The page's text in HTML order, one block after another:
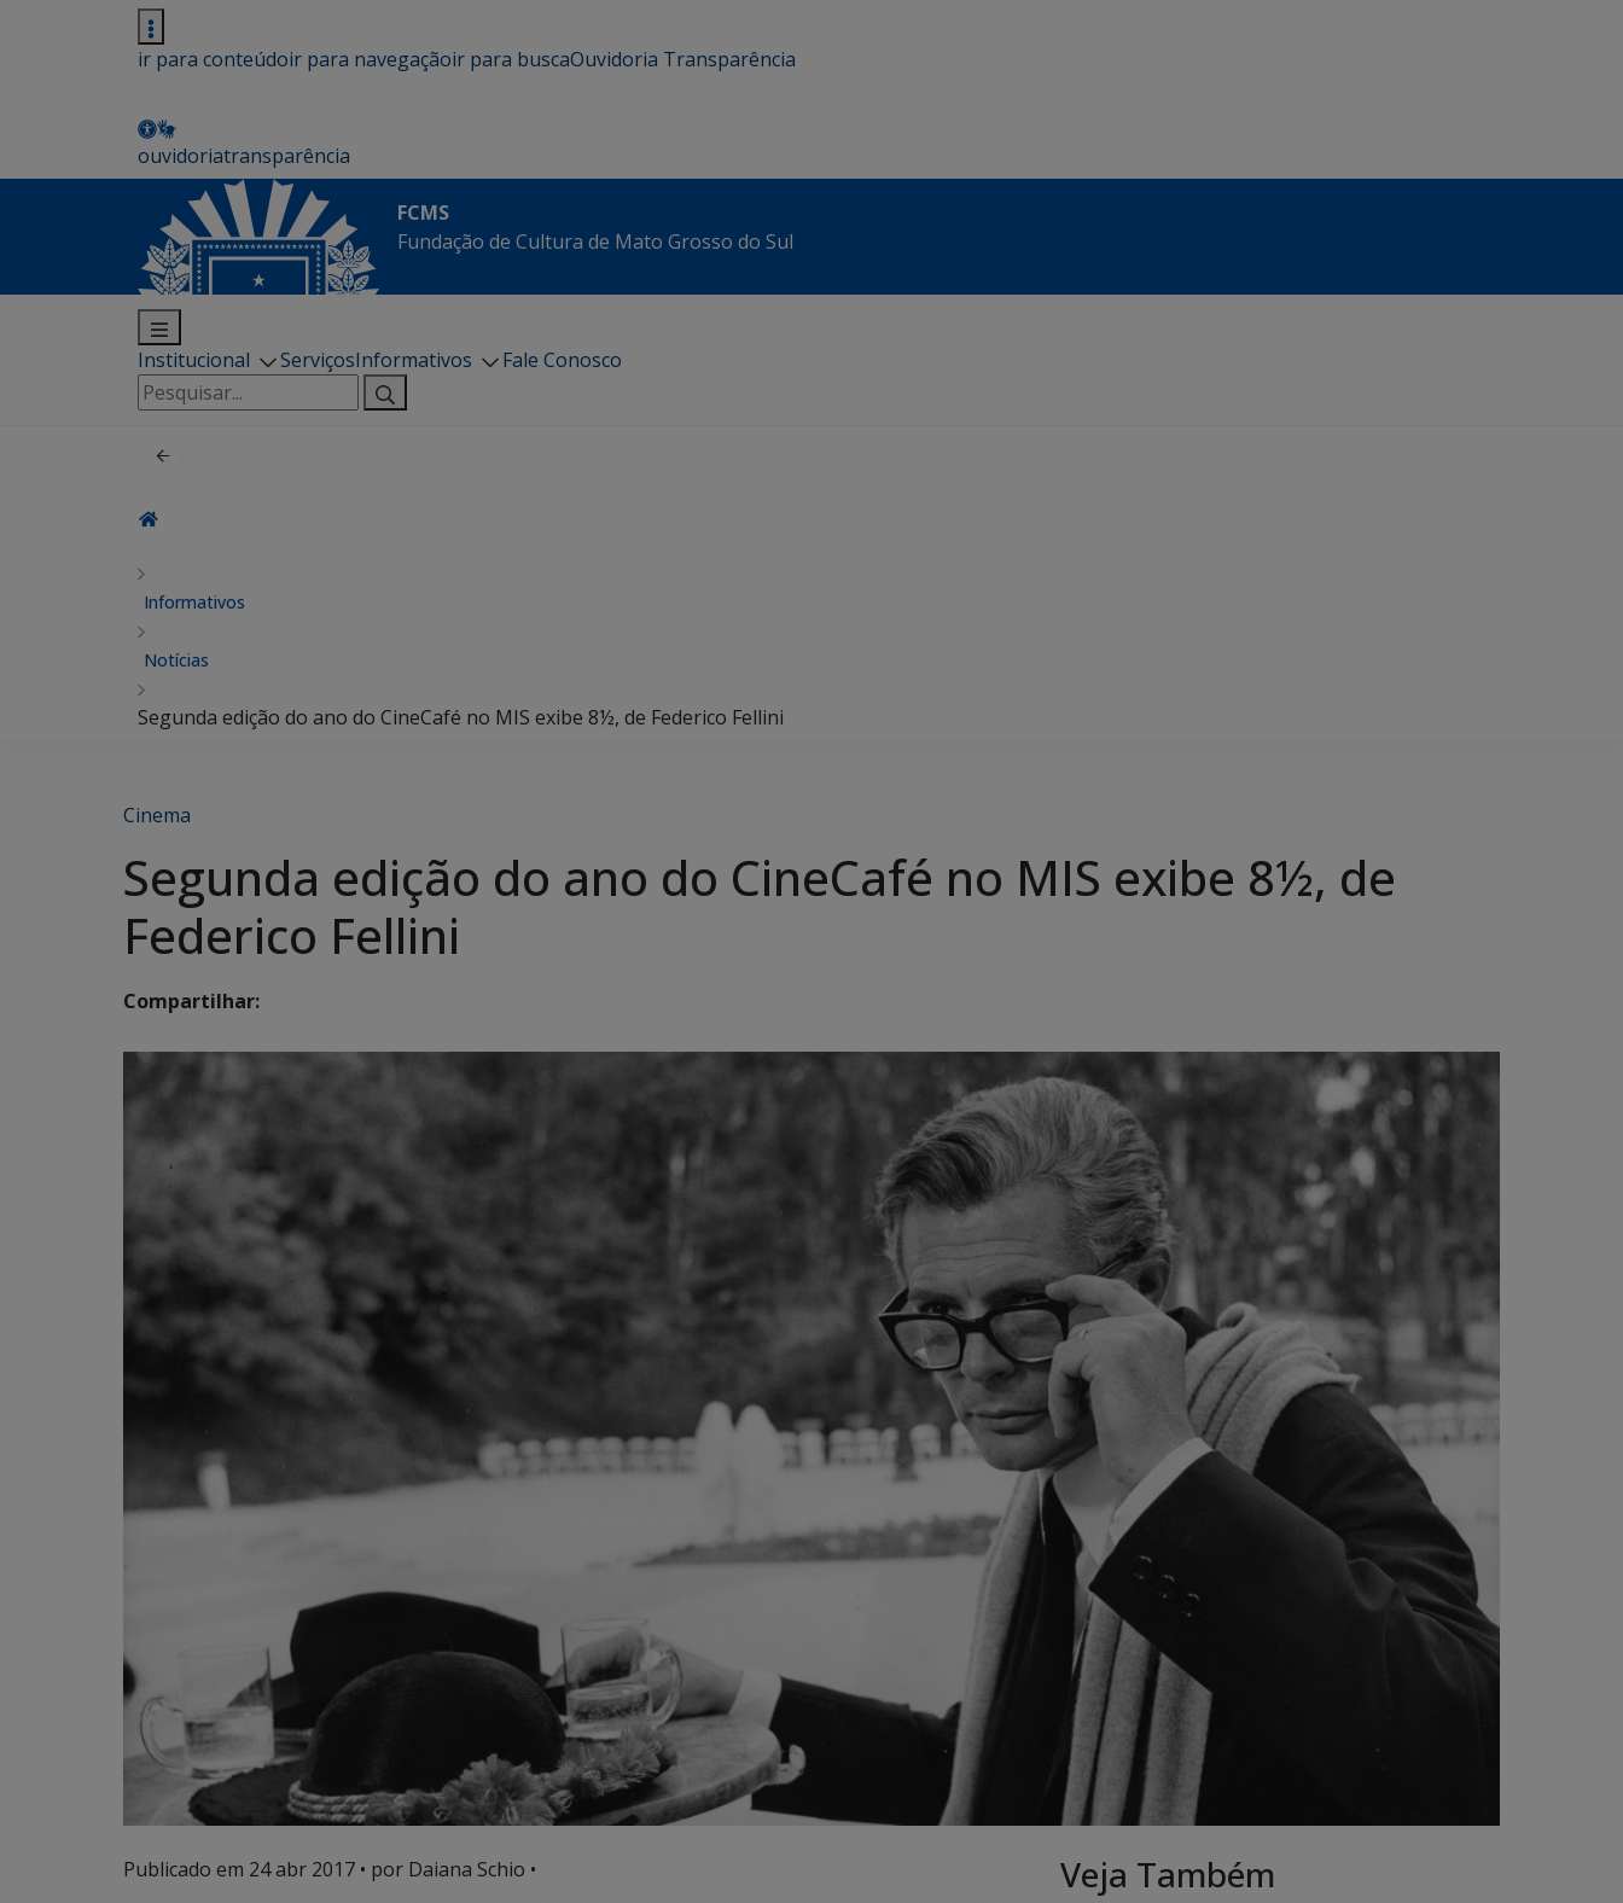
ir para conteúdoir para navegaçãoir para buscaOuvidoria Transparência
ouvidoriatransparência
FCMS
Fundação de Cultura de Mato Grosso do Sul
Institucional ServiçosInformativos
Fale Conosco
Pesquisar
por:
Informativos
Notícias
Segunda edição do ano do CineCafé no MIS exibe 8½, de Federico Fellini
Cinema
Segunda edição do ano do CineCafé no MIS exibe 8½, de
Federico Fellini
Compartilhar:
Publicado em 24 abr 2017 • por Daiana Schio •
Veja Também